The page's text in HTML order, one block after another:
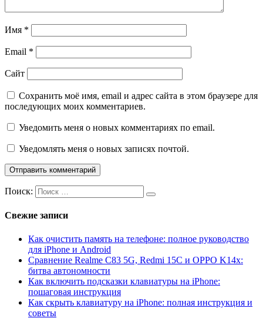
Имя *
Email *
Сайт
Сохранить моё имя, email и адрес сайта в этом браузере для
последующих моих комментариев.
Уведомить меня о новых комментариях по email.
Уведомлять меня о новых записях почтой.
Поиск:
Свежие записи
Как очистить память на телефоне: полное руководство
для iPhone и Android
Сравнение Realme C83 5G, Redmi 15C и OPPO K14x:
битва автономности
Как включить подсказки клавиатуры на iPhone:
пошаговая инструкция
Как скрыть клавиатуру на iPhone: полная инструкция и
советы